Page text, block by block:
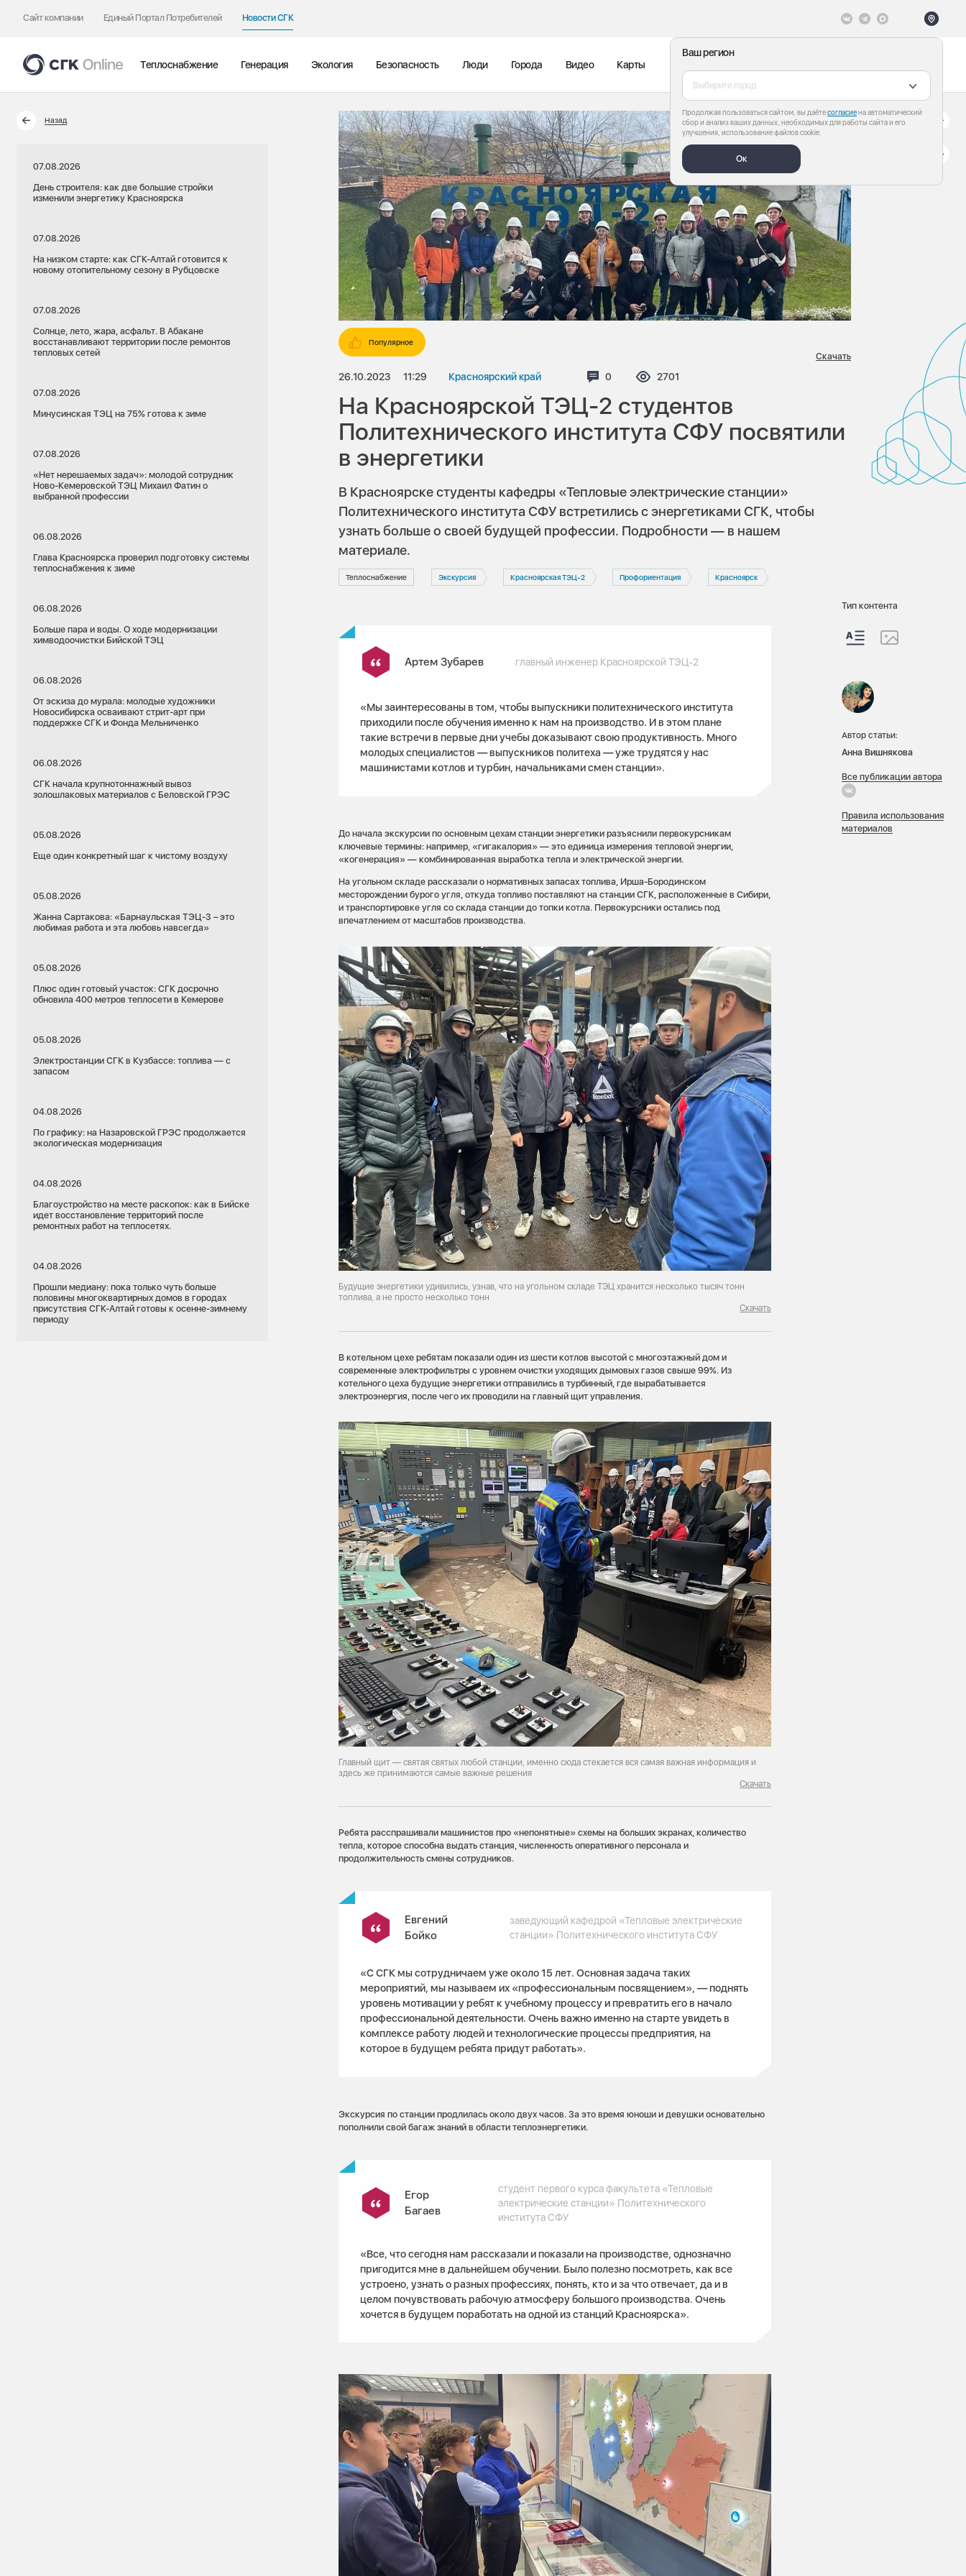
Сайт компании Единый Портал Потребителей Новости СГК
Ваш регион
Выберите город
Продолжая пользоваться сайтом, вы даётесогласиена автоматический
сбор и анализ ваших данных, необходимых для работы сайта и его
улучшения, использование файлов cookie.
Ок
Теплоснабжение Генерация Экология Безопасность Люди Города Видео Карты
Назад
07.08.2026
День строителя: как две большие стройки
изменили энергетику Красноярска
07.08.2026
На низком старте: как СГК-Алтай готовится к
новому отопительному сезону в Рубцовске
07.08.2026
Солнце, лето, жара, асфальт. В Абакане
восстанавливают территории после ремонтов
тепловых сетей
07.08.2026
Минусинская ТЭЦ на 75% готова к зиме
07.08.2026
«Нет нерешаемых задач»: молодой сотрудник
Ново-Кемеровской ТЭЦ Михаил Фатин о
выбранной профессии
06.08.2026
Глава Красноярска проверил подготовку системы
теплоснабжения к зиме
06.08.2026
Больше пара и воды. О ходе модернизации
химводоочистки Бийской ТЭЦ
06.08.2026
От эскиза до мурала: молодые художники
Новосибирска осваивают стрит-арт при
поддержке СГК и Фонда Мельниченко
06.08.2026
СГК начала крупнотоннажный вывоз
золошлаковых материалов с Беловской ГРЭС
05.08.2026
Еще один конкретный шаг к чистому воздуху
05.08.2026
Жанна Сартакова: «Барнаульская ТЭЦ-3 – это
любимая работа и эта любовь навсегда»
05.08.2026
Плюс один готовый участок: СГК досрочно
обновила 400 метров теплосети в Кемерове
05.08.2026
Электростанции СГК в Кузбассе: топлива — с
запасом
04.08.2026
По графику: на Назаровской ГРЭС продолжается
экологическая модернизация
04.08.2026
Благоустройство на месте раскопок: как в Бийске
идет восстановление территорий после
ремонтных работ на теплосетях.
04.08.2026
Прошли медиану: пока только чуть больше
половины многоквартирных домов в городах
присутствия СГК-Алтай готовы к осенне-зимнему
периоду
Популярное
26.10.2023 11:29 Красноярский край Комментариев:
0 Просмотров:
2701
Скачать
На Красноярской ТЭЦ-2 студентов
Политехнического института СФУ посвятили
в энергетики
В Красноярске студенты кафедры «Тепловые электрические станции»
Политехнического института СФУ встретились с энергетиками СГК, чтобы
узнать больше о своей будущей профессии. Подробности — в нашем
материале.
Теплоснабжение Экскурсия Красноярская ТЭЦ-2 Профориентация Красноярск
Артем Зубарев главный инженер Красноярской ТЭЦ-2
«Мы заинтересованы в том, чтобы выпускники политехнического института
приходили после обучения именно к нам на производство. И в этом плане
такие встречи в первые дни учебы доказывают свою продуктивность. Много
молодых специалистов — выпускников политеха — уже трудятся у нас
машинистами котлов и турбин, начальниками смен станции».
До начала экскурсии по основным цехам станции энергетики разъяснили первокурсникам
ключевые термины: например, «гигакалория» — это единица измерения тепловой энергии,
«когенерация» — комбинированная выработка тепла и электрической энергии.
На угольном складе рассказали о нормативных запасах топлива, Ирша-Бородинском
месторождении бурого угля, откуда топливо поставляют на станции СГК, расположенные в Сибири,
и транспортировке угля со склада станции до топки котла. Первокурсники остались под
впечатлением от масштабов производства.
Будущие энергетики удивились, узнав, что на угольном складе ТЭЦ хранится несколько тысяч тонн
топлива, а не просто несколько тонн
Скачать
В котельном цехе ребятам показали один из шести котлов высотой с многоэтажный дом и
современные электрофильтры с уровнем очистки уходящих дымовых газов свыше 99%. Из
котельного цеха будущие энергетики отправились в турбинный, где вырабатывается
электроэнергия, после чего их проводили на главный щит управления.
Главный щит — святая святых любой станции, именно сюда стекается вся самая важная информация и
здесь же принимаются самые важные решения
Скачать
Ребята расспрашивали машинистов про «непонятные» схемы на больших экранах, количество
тепла, которое способна выдать станция, численность оперативного персонала и
продолжительность смены сотрудников.
Евгений
Бойко
заведующий кафедрой «Тепловые электрические
станции» Политехнического института СФУ
«С СГК мы сотрудничаем уже около 15 лет. Основная задача таких
мероприятий, мы называем их «профессиональным посвящением», — поднять
уровень мотивации у ребят к учебному процессу и превратить его в начало
профессиональной деятельности. Очень важно именно на старте увидеть в
комплексе работу людей и технологические процессы предприятия, на
которое в будущем ребята придут работать».
Экскурсия по станции продлилась около двух часов. За это время юноши и девушки основательно
пополнили свой багаж знаний в области теплоэнергетики.
Егор
Багаев
студент первого курса факультета «Тепловые
электрические станции» Политехнического
института СФУ
«Все, что сегодня нам рассказали и показали на производстве, однозначно
пригодится мне в дальнейшем обучении. Было полезно посмотреть, как все
устроено, узнать о разных профессиях, понять, кто и за что отвечает, да и в
целом почувствовать рабочую атмосферу большого производства. Очень
хочется в будущем поработать на одной из станций Красноярска».
Тип контента
Автор статьи:
Анна Вишнякова
Все публикации автора
Правила использования
материалов